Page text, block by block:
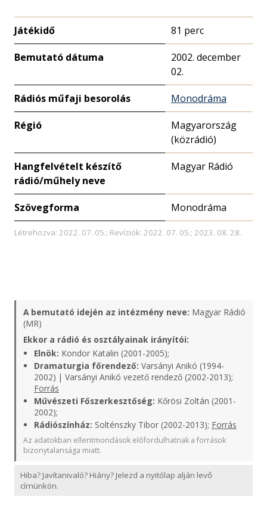
Játékidő 81 perc
Bemutató dátuma
2002. december
02.
Rádiós műfaji besorolás Monodráma
Régió
Magyarország
(közrádió)
Hangfelvételt készítő
rádió/műhely neve
Magyar Rádió
Szövegforma Monodráma
Létrehozva: 2022. 07. 05.; Revíziók: 2022. 07. 05.; 2023. 08. 28.
A bemutató idején az intézmény neve: Magyar Rádió
(MR)
Ekkor a rádió és osztályainak irányítói:
Elnök: Kondor Katalin (2001-2005);
Dramaturgia főrendező: Varsányi Anikó (1994-
2002) | Varsányi Anikó vezető rendező (2002-2013);
Forrás
Művészeti Főszerkesztőség: Kőrösi Zoltán (2001-
2002);
Rádiószínház: Solténszky Tibor (2002-2013); Forrás
Az adatokban ellentmondások előfordulhatnak a források
bizonytalansága miatt.
Hiba? Javítanivaló? Hiány? Jelezd a nyitólap alján levő
címünkön.